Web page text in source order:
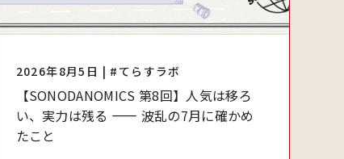
2026年8月5日 | #てらすラボ
【SONODANOMICS 第8回】人気は移ろ
い、実力は残る ―― 波乱の7月に確かめ
たこと